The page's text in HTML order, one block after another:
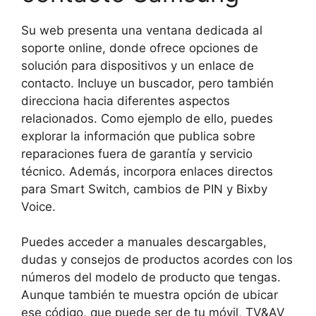
Su web presenta una ventana dedicada al
soporte online, donde ofrece opciones de
solución para dispositivos y un enlace de
contacto. Incluye un buscador, pero también
direcciona hacia diferentes aspectos
relacionados. Como ejemplo de ello, puedes
explorar la información que publica sobre
reparaciones fuera de garantía y servicio
técnico. Además, incorpora enlaces directos
para Smart Switch, cambios de PIN y Bixby
Voice.
Puedes acceder a manuales descargables,
dudas y consejos de productos acordes con los
números del modelo de producto que tengas.
Aunque también te muestra opción de ubicar
ese código, que puede ser de tu móvil, TV&AV